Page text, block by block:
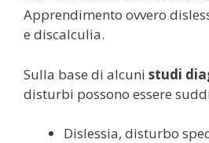
Apprendimento ovvero
e discalculia.
Sulla base di alcuni studi
disturbi possono essere
Dislessia, disturbo